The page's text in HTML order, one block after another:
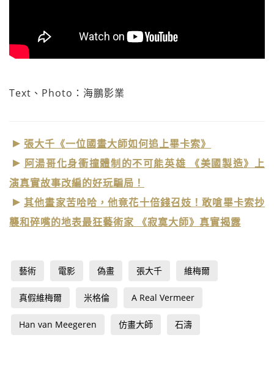
Text、Photo：海鵬影業
張大千《一位國畫大師如何追上畢卡索》
阿湯哥化身衝撞體制的不可能英雄 《美國製造》上
演真實故事改編的好玩騙局！
其他畫家苦哈哈，他竟花十倍錢召妓！敢嗆畢卡索抄
襲和碎嘴的地表最狂藝術家 《寂寞大師》真實揭露
藝術 電影 偽畫 張大千 維梅爾
真假維梅爾 米格倫 A Real Vermeer
Han van Meegeren 仿畫大師 石濤